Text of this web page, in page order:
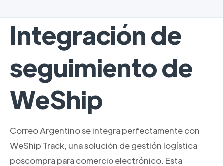
Integración de
seguimiento de
WeShip
Correo Argentino se integra perfectamente con
WeShip Track, una solución de gestión logística
poscompra para comercio electrónico. Esta